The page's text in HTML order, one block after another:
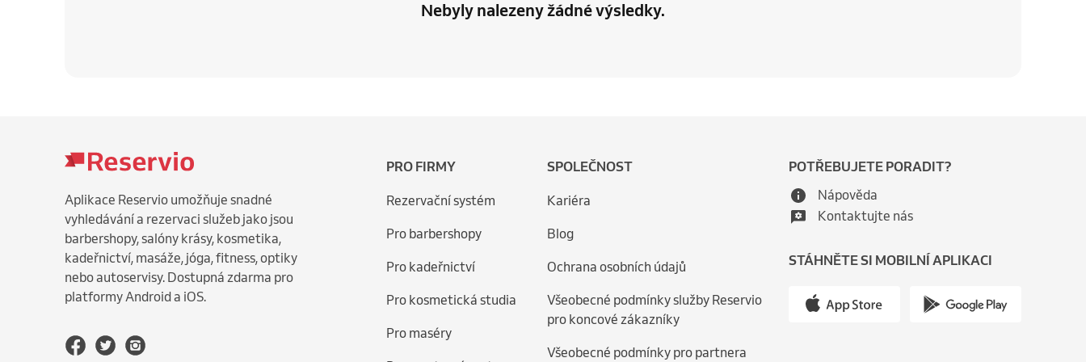
Nebyly nalezeny žádné výsledky.
Aplikace Reservio umožňuje snadné
vyhledávání a rezervaci služeb jako jsou
barbershopy, salóny krásy, kosmetika,
kadeřnictví, masáže, jóga, fitness, optiky
nebo autoservisy. Dostupná zdarma pro
platformy Android a iOS.
PRO FIRMY
Rezervační systém
Pro barbershopy
Pro kadeřnictví
Pro kosmetická studia
Pro maséry
SPOLEČNOST
Kariéra
Blog
Ochrana osobních údajů
Všeobecné podmínky služby Reservio
pro koncové zákazníky
Všeobecné podmínky pro partnera
POTŘEBUJETE PORADIT?
Nápověda
Kontaktujte nás
STÁHNĚTE SI MOBILNÍ APLIKACI